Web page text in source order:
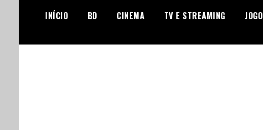
INÍCIO BD CINEMA TV E STREAMING